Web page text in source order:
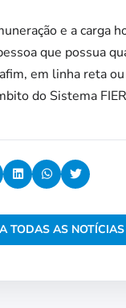
e a carga
que possua
em linha reta
do Sistema
TODAS AS NOTÍCIAS